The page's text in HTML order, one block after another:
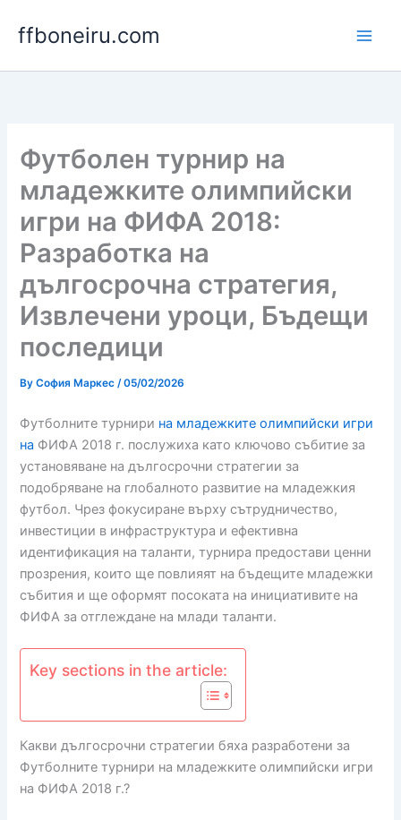
ffboneiru.com
Футболен турнир на
младежките олимпийски
игри на ФИФА 2018:
Разработка на
дългосрочна стратегия,
Извлечени уроци, Бъдещи
последици
ByСофия Маркес/05/02/2026
Футболните турнири на младежките олимпийски игри
на ФИФА 2018 г. послужиха като ключово събитие за
установяване на дългосрочни стратегии за
подобряване на глобалното развитие на младежкия
футбол. Чрез фокусиране върху сътрудничество,
инвестиции в инфраструктура и ефективна
идентификация на таланти, турнира предостави ценни
прозрения, които ще повлияят на бъдещите младежки
събития и ще оформят посоката на инициативите на
ФИФА за отглеждане на млади таланти.
Key sections in the article:
Какви дългосрочни стратегии бяха разработени за
Футболните турнири на младежките олимпийски игри
на ФИФА 2018 г.?